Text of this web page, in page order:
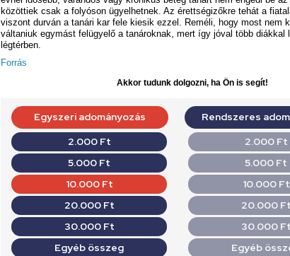
közöttiek csak a folyóson ügyelhetnek. Az érettségizőkre tehát a
viszont durván a tanári kar fele kiesik ezzel. Reméli, hogy most nem
váltaniuk egymást felügyelő a tanároknak, mert így jóval több diákkal
légtérben.
Forrás
Akkor tudunk dolgozni, ha Ön is segít!